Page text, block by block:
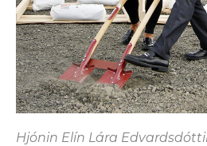
Hjónin Elín Lára